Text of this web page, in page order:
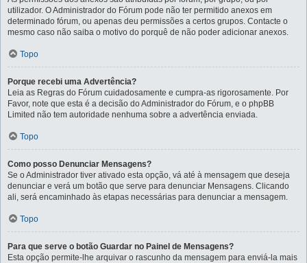
utilizador. O Administrador do Fórum pode não ter permitido anexos em
determinado fórum, ou apenas deu permissões a certos grupos. Contacte o
mesmo caso não saiba o motivo do porquê de não poder adicionar anexos.
Topo
Porque recebi uma Advertência?
Leia as Regras do Fórum cuidadosamente e cumpra-as rigorosamente. Por
Favor, note que esta é a decisão do Administrador do Fórum, e o phpBB
Limited não tem autoridade nenhuma sobre a advertência enviada.
Topo
Como posso Denunciar Mensagens?
Se o Administrador tiver ativado esta opção, vá até à mensagem que deseja
denunciar e verá um botão que serve para denunciar Mensagens. Clicando
ali, será encaminhado às etapas necessárias para denunciar a mensagem.
Topo
Para que serve o botão Guardar no Painel de Mensagens?
Esta opção permite-lhe arquivar o rascunho da mensagem para enviá-la mais